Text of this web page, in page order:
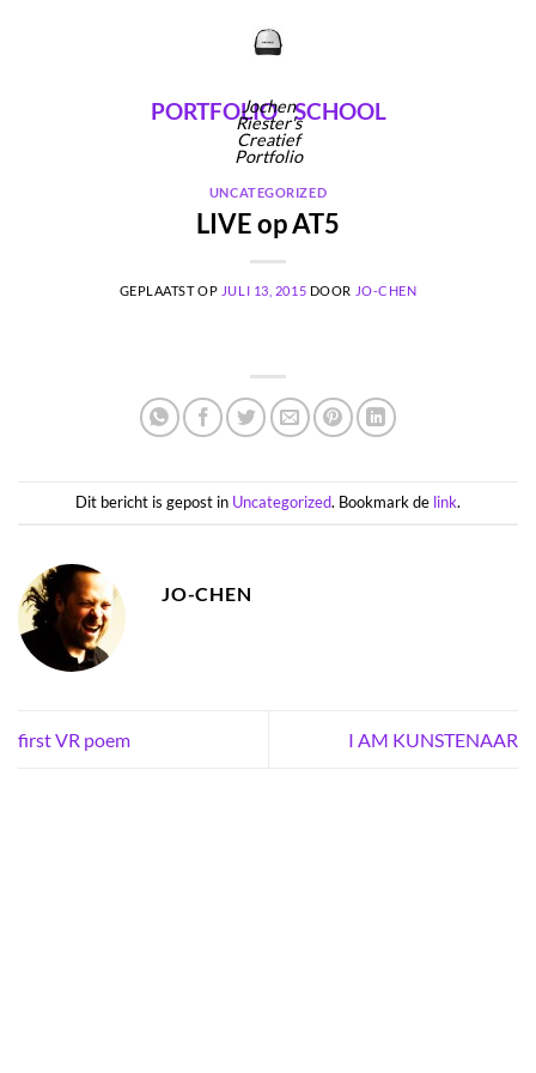
Jochen
Riester's
Creatief
Portfolio
PORTFOLIO SCHOOL
UNCATEGORIZED
LIVE op AT5
GEPLAATST OP JULI 13, 2015 DOOR JO-CHEN
Dit bericht is gepost in Uncategorized. Bookmark de link.
JO-CHEN
first VR poem I AM KUNSTENAAR